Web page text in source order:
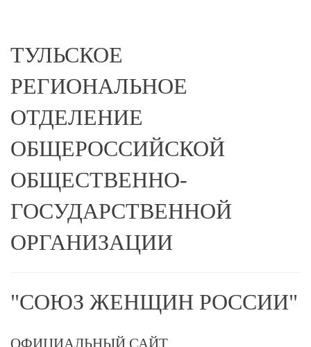
ТУЛЬСКОЕ
РЕГИОНАЛЬНОЕ
ОТДЕЛЕНИЕ
ОБЩЕРОССИЙСКОЙ
ОБЩЕСТВЕННО-
ГОСУДАРСТВЕННОЙ
ОРГАНИЗАЦИИ
"СОЮЗ ЖЕНЩИН РОССИИ"
ОФИЦИАЛЬНЫЙ САЙТ